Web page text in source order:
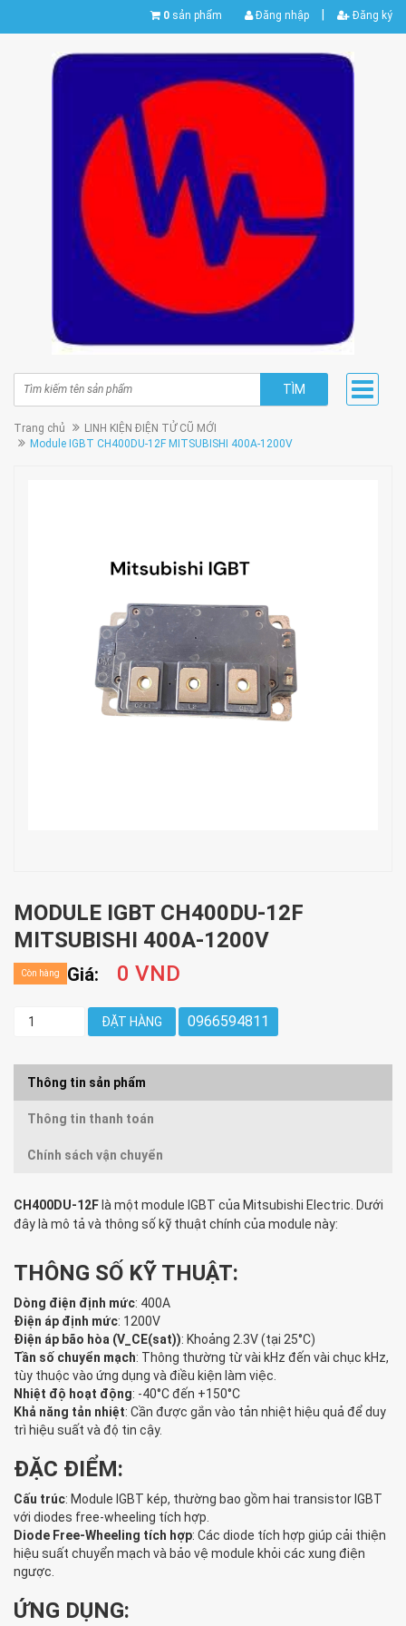
0 sản phẩm Đăng nhập Đăng ký
TÌM
Trang chủ
LINH KIỆN ĐIỆN TỬ CŨ MỚI
Module IGBT CH400DU-12F MITSUBISHI 400A-1200V
MODULE IGBT CH400DU-12F
MITSUBISHI 400A-1200V
Giá: 0 VND
Còn hàng
ĐẶT HÀNG 0966594811
Thông tin sản phẩm
Thông tin thanh toán
Chính sách vận chuyển
CH400DU-12F là một module IGBT của Mitsubishi Electric. Dưới
đây là mô tả và thông số kỹ thuật chính của module này:
THÔNG SỐ KỸ THUẬT:
Dòng điện định mức: 400A
Điện áp định mức: 1200V
Điện áp bão hòa (V_CE(sat)): Khoảng 2.3V (tại 25°C)
Tần số chuyển mạch: Thông thường từ vài kHz đến vài chục kHz,
tùy thuộc vào ứng dụng và điều kiện làm việc.
Nhiệt độ hoạt động: -40°C đến +150°C
Khả năng tản nhiệt: Cần được gắn vào tản nhiệt hiệu quả để duy
trì hiệu suất và độ tin cậy.
ĐẶC ĐIỂM:
Cấu trúc: Module IGBT kép, thường bao gồm hai transistor IGBT
với diodes free-wheeling tích hợp.
Diode Free-Wheeling tích hợp: Các diode tích hợp giúp cải thiện
hiệu suất chuyển mạch và bảo vệ module khỏi các xung điện
ngược.
ỨNG DỤNG: